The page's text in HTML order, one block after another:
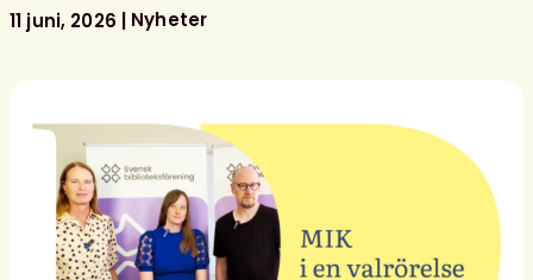
ditt
11 juni, 2026 Nyheter